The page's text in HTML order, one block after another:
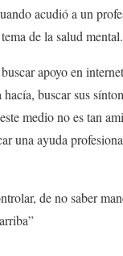
acudió a un
de la salud mental.
apoyo en
buscar sus
medio no es tan
una ayuda
de no saber